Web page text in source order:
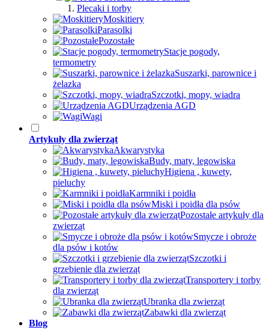
Plecaki i torby
Moskitiery
Parasolki
Pozostałe
Stacje pogody,
termometry
Suszarki, parownice i
żelazka
Szczotki, mopy, wiadra
Urządzenia AGD
Wagi
Artykuły dla zwierząt
Akwarystyka
Budy, maty, legowiska
Higiena , kuwety,
pieluchy
Karmniki i poidła
Miski i poidła dla psów
Pozostałe artykuły dla
zwierząt
Smycze i obroże
dla psów i kotów
Szczotki i
grzebienie dla zwierząt
Transportery i torby
dla zwierząt
Ubranka dla zwierząt
Zabawki dla zwierząt
Blog